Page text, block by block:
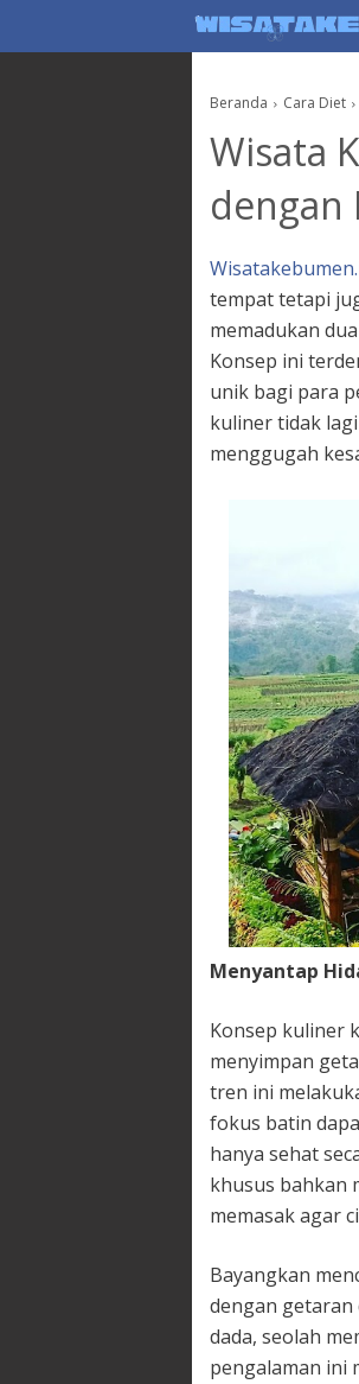
Beranda Cara Diet
Wisata
dengan
tempat tetapi
memadukan
Konsep ini
unik bagi para
kuliner tidak
menggugah
Menyantap
Konsep kuliner
menyimpan
tren ini
fokus batin
hanya sehat
khusus bahkan
memasak agar
Bayangkan
dengan getaran
dada, seolah
pengalaman ini